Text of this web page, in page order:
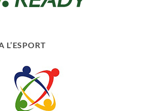
L’ESPORT